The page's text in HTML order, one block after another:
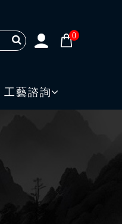
0
工藝諮詢